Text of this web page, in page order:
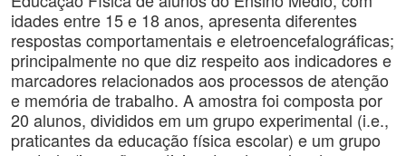
idades entre 15 e 18 anos, apresenta diferentes
respostas comportamentais e eletroencefalográficas;
principalmente no que diz respeito aos indicadores e
marcadores relacionados aos processos de atenção
e memória de trabalho. A amostra foi composta por
20 alunos, divididos em um grupo experimental (i.e.,
praticantes da educação física escolar) e um grupo